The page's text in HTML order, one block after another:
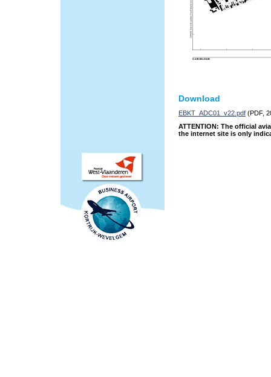
Download
EBKT_ADC01_v22.pdf (PDF,
ATTENTION: The official
the internet site is only